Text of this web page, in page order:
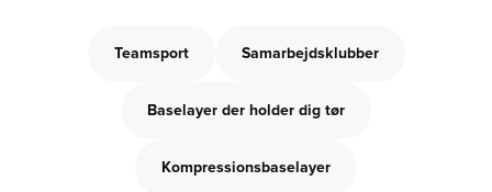
Teamsport Samarbejdsklubber
Baselayer der holder dig tør
Kompressionsbaselayer